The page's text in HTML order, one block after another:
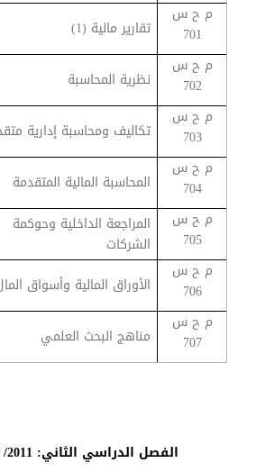
م ح س
701
تقارير مالية (1)
م ح س
702
نظرية المحاسبة
م ح س
703
تكاليف ومحاسبة إدارية
م ح س
704
المحاسبة المالية المتقدمة
م ح س
705
المراجعة الداخلية وحوكمة
الشركات
م ح س
706
الأوراق المالية وأسواق
م ح س
707
مناهج البحث العلمي